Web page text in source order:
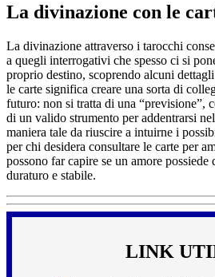
La divinazione con le
La divinazione attraverso i tarocchi
a quegli interrogativi che spesso ci si
proprio destino, scoprendo alcuni
le carte significa creare una sorta di
futuro: non si tratta di una “previsione”,
di un valido strumento per addentrarsi
maniera tale da riuscire a intuirne i
per chi desidera consultare le carte per
possono far capire se un amore possiede
duraturo e stabile.
LINK